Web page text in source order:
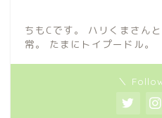
ちもCです。 ハリくまさん
常。 たまにトイプードル。
＼